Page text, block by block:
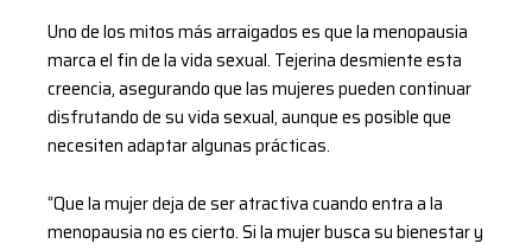
Uno de los mitos más arraigados es que la menopausia
marca el fin de la vida sexual. Tejerina desmiente esta
creencia, asegurando que las mujeres pueden continuar
disfrutando de su vida sexual, aunque es posible que
necesiten adaptar algunas prácticas.
“Que la mujer deja de ser atractiva cuando entra a la
menopausia no es cierto. Si la mujer busca su bienestar y